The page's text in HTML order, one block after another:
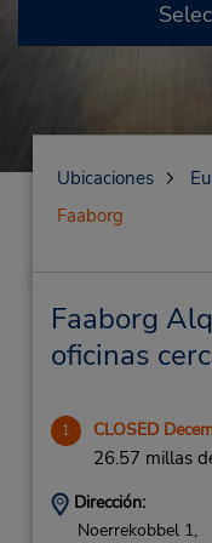
Ubicaciones
Faaborg
Faaborg
oficinas
1 CLOSED
26.57 millas
Dirección:
Noerrekobbel 1,